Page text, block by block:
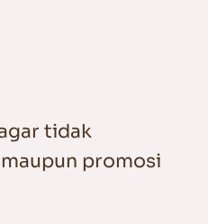
tidak
promosi